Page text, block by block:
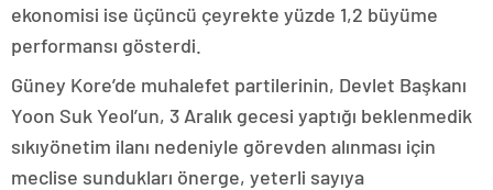
ekonomisi ise üçüncü çeyrekte yüzde 1,2 büyüme
performansı gösterdi.
Güney Kore’de muhalefet partilerinin, Devlet Başkanı
Yoon Suk Yeol’un, 3 Aralık gecesi yaptığı beklenmedik
sıkıyönetim ilanı nedeniyle görevden alınması için
meclise sundukları önerge, yeterli sayıya